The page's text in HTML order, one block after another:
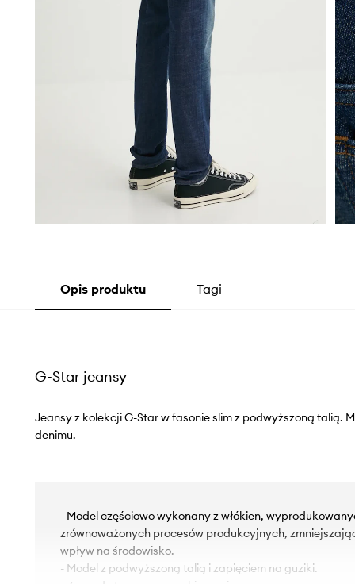
Opis produktu Tagi
G-Star jeansy
Jeansy z kolekcji G-Star w fasonie slim z podwyższoną talią.
denimu.
- Model częściowo wykonany z włókien,
zrównoważonych procesów produkcyjnych,
wpływ na środowisko.
- Model z podwyższoną talią i zapięciem na guziki.